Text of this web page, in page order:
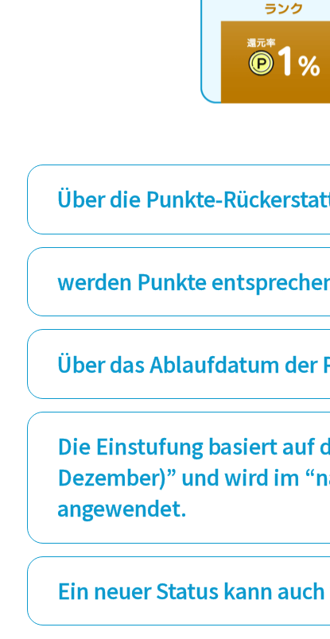
Über die Punkte-
werden Punkte
Über das Ablaufdatum der
Die Einstufung basiert auf
Dezember)” und wird im
angewendet.
Ein neuer Status kann